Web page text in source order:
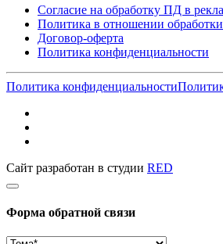
Согласие на обработку ПД в
Политика в отношении
Договор-оферта
Политика конфиденциальности
Политика конфиденциальности
Сайт разработан в студии RED
Форма обратной связи